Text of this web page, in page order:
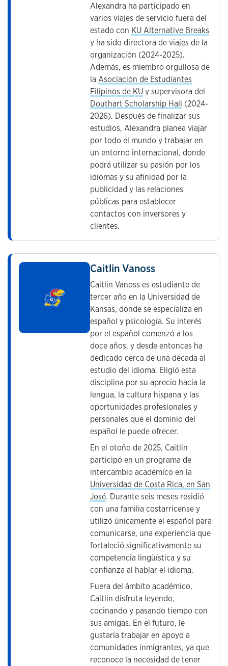
Alexandra ha participado en
varios viajes de servicio fuera del
estado con KU Alternative Breaks
y ha sido directora de viajes de la
organización (2024-2025).
Además, es miembro orgullosa de
la Asociación de Estudiantes
Filipinos de KUy supervisora del
Douthart Scholarship Hall (2024-
2026). Después de finalizar sus
estudios, Alexandra planea viajar
por todo el mundo y trabajar en
un entorno internacional, donde
podrá utilizar su pasión por los
idiomas y su afinidad por la
publicidad y las relaciones
públicas para establecer
contactos con inversores y
clientes.
Caitlin Vanoss
Caitlin Vanoss es estudiante de
tercer año en la Universidad de
Kansas, donde se especializa en
español y psicología. Su interés
por el español comenzó a los
doce años, y desde entonces ha
dedicado cerca de una década al
estudio del idioma. Eligió esta
disciplina por su aprecio hacia la
lengua, la cultura hispana y las
oportunidades profesionales y
personales que el dominio del
español le puede ofrecer.
En el otoño de 2025, Caitlin
participó en un programa de
intercambio académico en la
Universidad de Costa Rica, en San
José. Durante seis meses residió
con una familia costarricense y
utilizó únicamente el español para
comunicarse, una experiencia que
fortaleció significativamente su
competencia lingüística y su
confianza al hablar el idioma.
Fuera del ámbito académico,
Caitlin disfruta leyendo,
cocinando y pasando tiempo con
sus amigas. En el futuro, le
gustaría trabajar en apoyo a
comunidades inmigrantes, ya que
reconoce la necesidad de tener